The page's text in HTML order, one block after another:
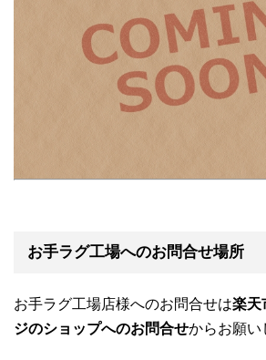
お手ラグ工場へのお問合せ場所
お手ラグ工場店様へのお問合せは楽天
ジのショップへのお問合せからお願い